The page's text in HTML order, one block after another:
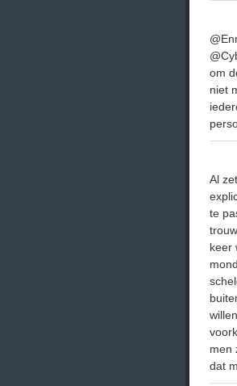
om
niet
Al
te
keer
men
dat